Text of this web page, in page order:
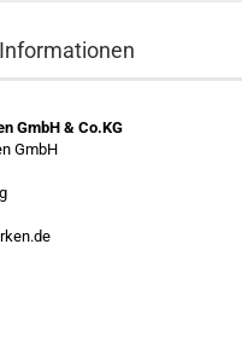
GmbH & Co.KG
GmbH